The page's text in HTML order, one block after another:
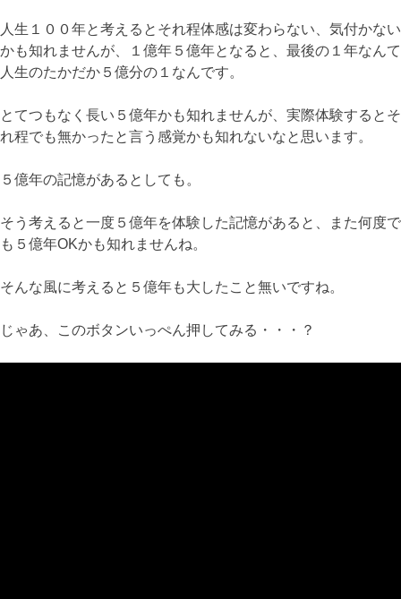
人生１００年と考えるとそれ程体感は変わらない、気付かない
かも知れませんが、１億年５億年となると、最後の１年なんて
人生のたかだか５億分の１なんです。
とてつもなく長い５億年かも知れませんが、実際体験するとそ
れ程でも無かったと言う感覚かも知れないなと思います。
５億年の記憶があるとしても。
そう考えると一度５億年を体験した記憶があると、また何度で
も５億年OKかも知れませんね。
そんな風に考えると５億年も大したこと無いですね。
じゃあ、このボタンいっぺん押してみる・・・？